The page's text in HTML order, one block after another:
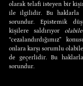
olarak telafi isteyen bir
ile ilgilidir. Bu haklarla
sorundur. Epistemik
kişilere saldırıyor
“cezalandırdığımız”
onlara karşı sorumlu
de geçerlidir. Bu
sorundur.